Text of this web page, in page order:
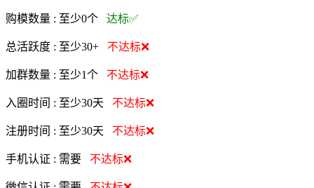
购模数量 : 至少0个 达标✅
总活跃度 : 至少30+ 不达标❌
加群数量 : 至少1个 不达标❌
入圈时间 : 至少30天 不达标❌
注册时间 : 至少30天 不达标❌
手机认证 : 需要 不达标❌